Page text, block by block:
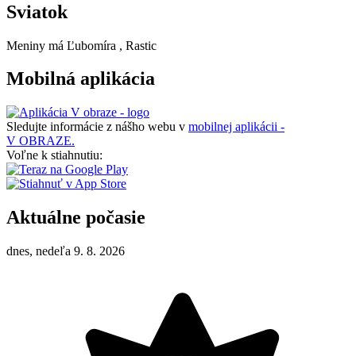
Sviatok
Meniny má Ľubomíra , Rastic
Mobilná aplikácia
Sledujte informácie z nášho webu v mobilnej aplikácii -
V OBRAZE.
Voľne k stiahnutiu:
Aktuálne počasie
dnes, nedeľa 9. 8. 2026